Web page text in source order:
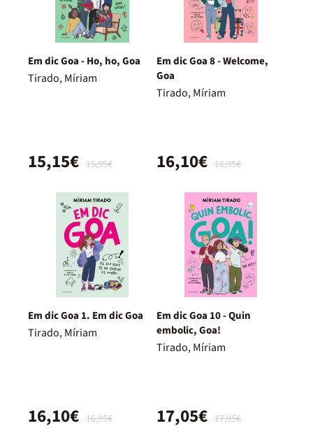
Em dic Goa - Ho, ho, Goa
Tirado, Míriam
15,95€
15,15€
Em dic Goa 8 - Welcome,
Goa
Tirado, Míriam
16,95€
16,10€
Em dic Goa 1. Em dic Goa
Tirado, Míriam
16,95€
16,10€
Em dic Goa 10 - Quin
embolic, Goa!
Tirado, Míriam
17,95€
17,05€